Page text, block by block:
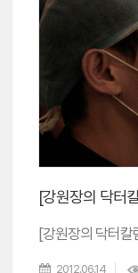
[강원장의 닥터칼
2012.06.14